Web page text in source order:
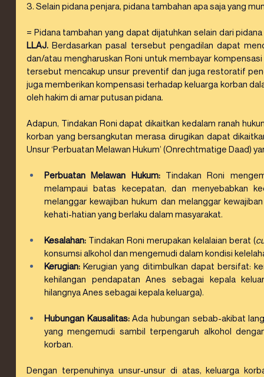
3. Selain pidana penjara, pidana tambahan apa saja yang
= Pidana tambahan yang dapat dijatuhkan selain dari
LLAJ. Berdasarkan pasal tersebut pengadilan dapat
dan/atau mengharuskan Roni untuk membayar
tersebut mencakup unsur preventif dan juga restoratif
juga memberikan kompensasi terhadap keluarga korban
oleh hakim di amar putusan pidana.
Adapun, Tindakan Roni dapat dikaitkan kedalam ranah
korban yang bersangkutan merasa dirugikan dapat
Unsur ‘Perbuatan Melawan Hukum’ (Onrechtmatige Daad)
Perbuatan Melawan Hukum: Tindakan Roni
melampaui batas kecepatan, dan menyebabkan
melanggar kewajiban hukum dan melanggar
kehati-hatian yang berlaku dalam masyarakat.
Kesalahan: Tindakan Roni merupakan kelalaian berat (
konsumsi alkohol dan mengemudi dalam kondisi
Kerugian: Kerugian yang ditimbulkan dapat bersifat:
kehilangan pendapatan Anes sebagai kepala
hilangnya Anes sebagai kepala keluarga).
Hubungan Kausalitas: Ada hubungan sebab-akibat
yang mengemudi sambil terpengaruh alkohol
korban.
Dengan terpenuhinya unsur-unsur di atas, keluarga